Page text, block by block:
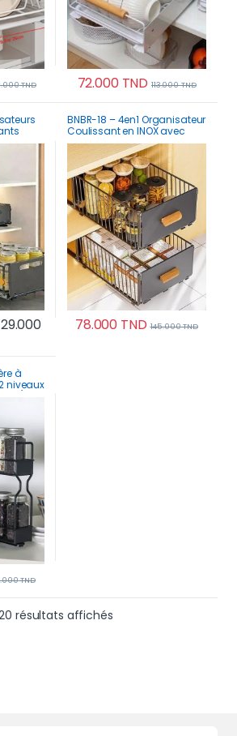
TND 72.000TND 113.000TND
: 69.000 TND à 129.000 TND
BNBR-18 – 4en1 Organisateur
Coulissant en INOX avec
Poignée en Bambou pliable
(2 couches)
78.000 TND 145.000TND
à
niveaux
TND
résultats affichésTrié du plus récent